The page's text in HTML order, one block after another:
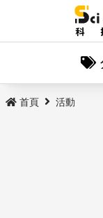
首頁 活動